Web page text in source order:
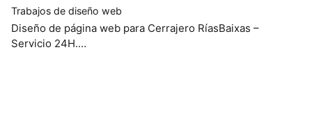
Trabajos de diseño web
Diseño de página web para Cerrajero RíasBaixas –
Servicio 24H.…